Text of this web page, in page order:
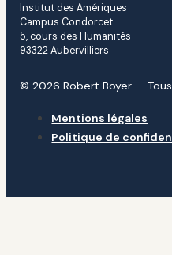
Institut des Amériques
Campus Condorcet
5, cours des Humanités
93322 Aubervilliers
© 2026 Robert Boyer —
Mentions légales
Politique de